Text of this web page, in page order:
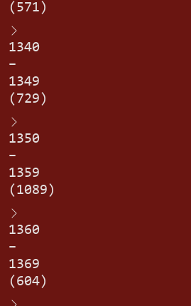
(571)
1340
–
1349
(729)
1350
–
1359
(1089)
1360
–
1369
(604)